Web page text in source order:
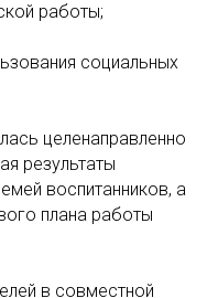
работы;
социальных
целенаправленно
результаты
воспитанников, а
плана работы
в совместной